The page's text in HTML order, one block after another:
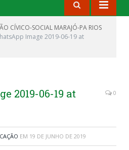
CÍVICO-SOCIAL MARAJÓ-PA RIOS
Image 2019-06-19 at
2019-06-19 at
0
EM 19 DE JUNHO DE 2019